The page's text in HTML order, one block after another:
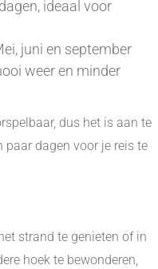
ideaal voor
juni en september
weer en minder
dus het is aan te
paar dagen voor je reis te
strand te genieten of in
hoek te bewonderen,